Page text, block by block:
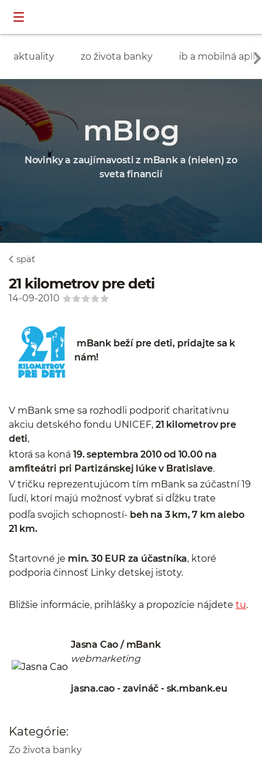
aktuality zo života banky ib a mobilná
mBlog
Novinky a zaujímavosti z mBank a (nielen) zo
sveta financií
späť
21 kilometrov pre deti
14-09-2010
mBank beží pre deti, pridajte sa k
nám!
V mBank sme sa rozhodli podporiť charitatívnu
akciu detského fondu UNICEF, 21 kilometrov pre
deti,
ktorá sa koná 19. septembra 2010 od 10.00 na
amfiteátri pri Partizánskej lúke v Bratislave.
V tričku reprezentujúcom tím mBank sa zúčastní 19
ľudí, ktorí majú možnosť vybrať si dĺžku trate
podľa svojich schopností- beh na 3 km, 7 km alebo
21 km.
Štartovné je min. 30 EUR za účastníka, ktoré
podporia činnosť Linky detskej istoty.
Bližšie informácie, prihlášky a propozície nájdete tu.
Jasna Cao / mBank
webmarketing
jasna.cao - zavináč - sk.mbank.eu
Kategórie:
Zo života banky